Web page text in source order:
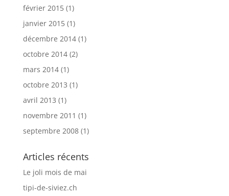
février 2015(1)
janvier 2015(1)
décembre 2014(1)
octobre 2014(2)
mars 2014(1)
octobre 2013 (1)
avril 2013 (1)
novembre 2011 (1)
septembre 2008(1)
Articles récents
Le joli mois de mai
tipi-de-siviez.ch